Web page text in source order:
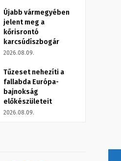
Újabb vármegyében
jelent meg a
kőrisrontó
karcsúdíszbogár
2026.08.09.
Tűzeset nehezíti a
fallabda Európa-
bajnokság
előkészületeit
2026.08.09.